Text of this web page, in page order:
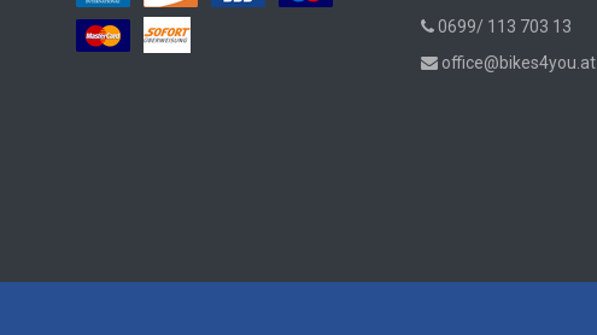
0699/ 113 703 13
office@bikes4you.at